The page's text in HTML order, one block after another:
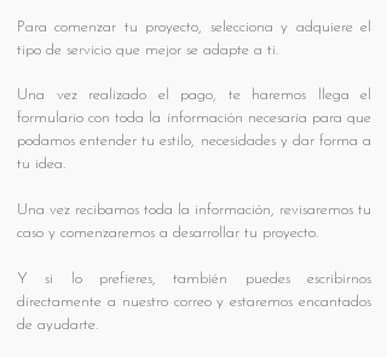
Para comenzar tu proyecto, selecciona y adquiere el
tipo de servicio que mejor se adapte a ti.
Una vez realizado el pago, te haremos llega el
formulario con toda la información necesaria para que
podamos entender tu estilo, necesidades y dar forma a
tu idea.
Una vez recibamos toda la información, revisaremos tu
caso y comenzaremos a desarrollar tu proyecto.
Y si lo prefieres, también puedes escribirnos
directamente a nuestro correo y estaremos encantados
de ayudarte.